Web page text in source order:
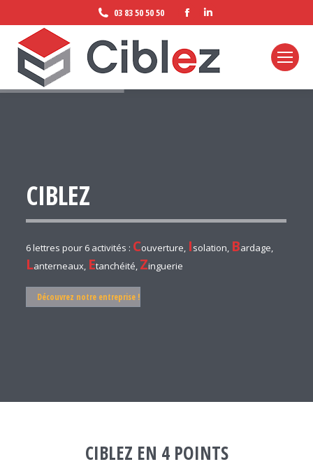
03 83 50 50 50
Facebook
opens
in
opens
in
CIBLEZ
6 lettres pour 6 activités : Couverture, Isolation, Bardage,
Lanterneaux, Etanchéité, Zinguerie
Découvrez notre entreprise !
CIBLEZ EN 4 POINTS